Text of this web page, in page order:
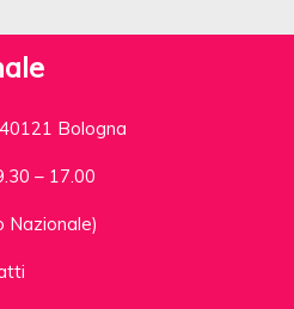
Bologna
– 17.00
Nazionale)